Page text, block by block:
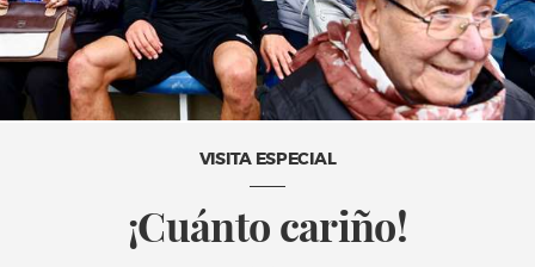
VISITA ESPECIAL
¡Cuánto cariño!